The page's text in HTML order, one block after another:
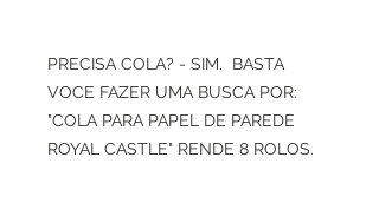
PRECISA COLA? - SIM. BASTA
VOCE FAZER UMA BUSCA POR:
"COLA PARA PAPEL DE PAREDE
ROYAL CASTLE" RENDE 8 ROLOS.